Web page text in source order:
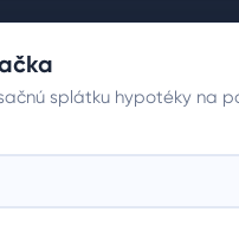
splátku hypotéky na